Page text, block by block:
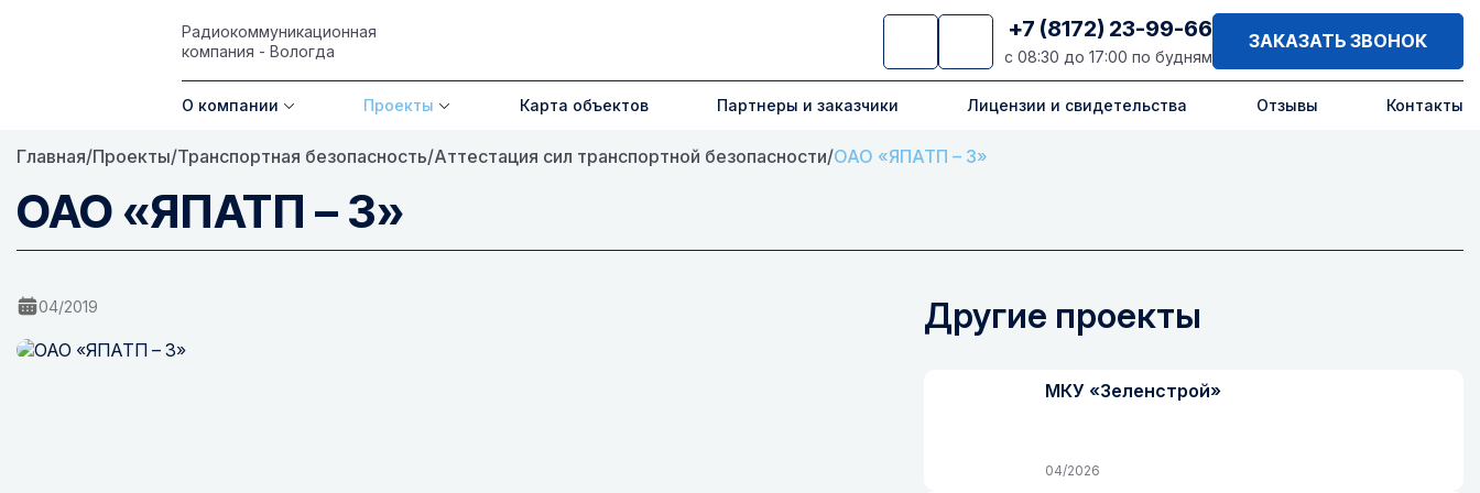
Радиокоммуникационная
компания - Вологда
+7 (8172) 23-99-66
с 08:30 до 17:00 по будням
ЗАКАЗАТЬ ЗВОНОК
О компании Проекты Карта объектов Партнеры и заказчики Лицензии и свидетельства Отзывы Контакты
Главная/Проекты/Транспортная безопасность/Аттестация сил транспортной безопасности/ОАО «ЯПАТП – 3»
ОАО «ЯПАТП – 3»
04/2019 Другие проекты
МКУ «Зеленстрой»
04/2026